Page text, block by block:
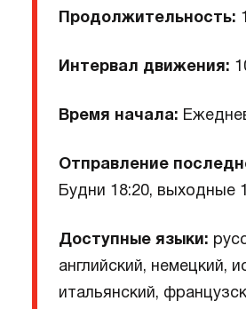
Продолжительность:
Интервал движения:
Время начала:
Отправление
Будни 18:20, выходные
Доступные языки:
английский, немецкий,
итальянский,